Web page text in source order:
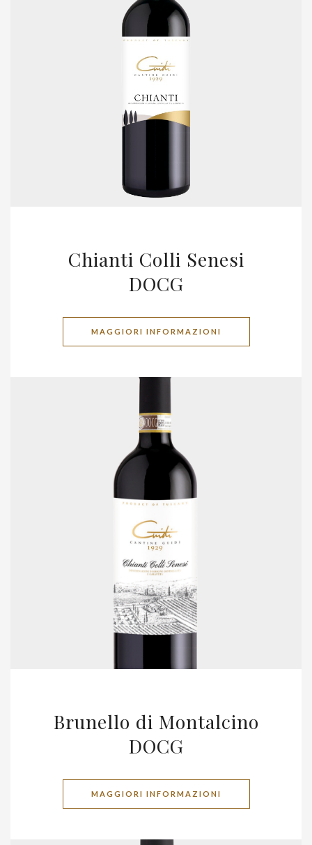
Chianti Colli Senesi
DOCG
MAGGIORI INFORMAZIONI
Brunello di Montalcino
DOCG
MAGGIORI INFORMAZIONI